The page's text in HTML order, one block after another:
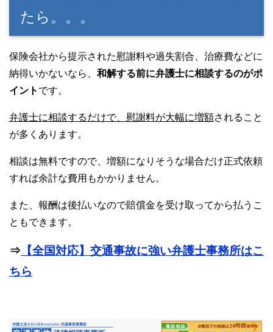
たら。。。
保険会社から提示された慰謝料や過失割合、治療費などに
納得いかないなら、 和解する前に弁護士に相談するのがポ
イント です。
弁護士に相談するだけで、慰謝料が大幅に増額されること
が多くあります。
相談は無料ですので、増額になりそうな場合だけ正式依頼
すれば余計な費用もかかりません。
また、報酬は後払いなので賠償金を受け取ってから払うこ
ともできます。
⇒ 【全国対応】交通事故に強い弁護士事務所はこ
ちら